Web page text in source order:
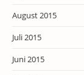
August 2015
Juli 2015
Juni 2015